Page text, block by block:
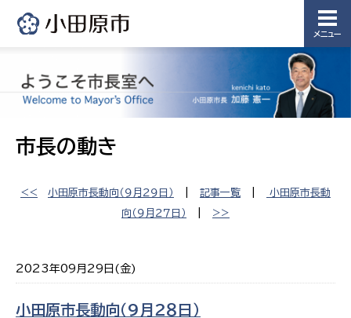
メニュー
市長の動き
<< ​小田原市長動向（９月２９日） 記事一覧
​小田原市長動
向（９月２７日）
>>
2023年09月29日(金)
​小田原市長動向（９月２８日）